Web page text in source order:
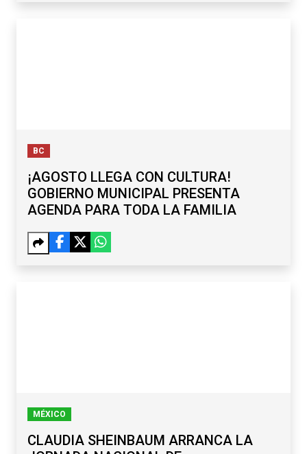
BC
¡AGOSTO LLEGA CON CULTURA!
GOBIERNO MUNICIPAL PRESENTA
AGENDA PARA TODA LA FAMILIA
MÉXICO
CLAUDIA SHEINBAUM ARRANCA LA